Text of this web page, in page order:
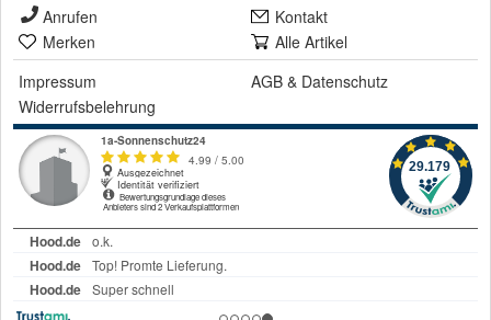
Anrufen
Kontakt
Merken
Alle Artikel
Impressum
AGB & Datenschutz
Widerrufsbelehrung